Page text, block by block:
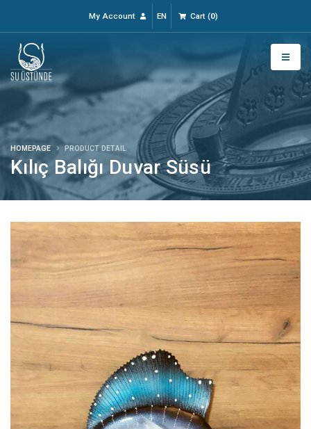
My Account EN Cart (0)
Kılıç Balığı Duvar Süsü
HOMEPAGE PRODUCT DETAIL